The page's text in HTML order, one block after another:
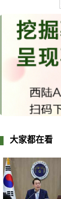
大家都在看